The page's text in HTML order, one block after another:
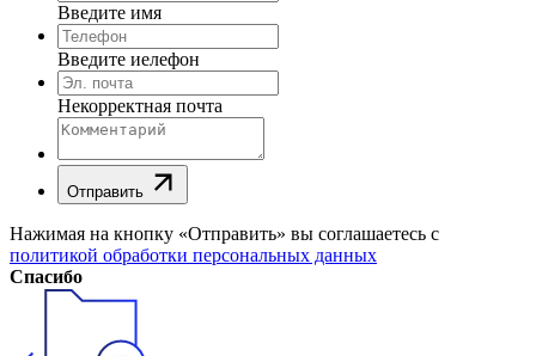
Введите имя
Введите иелефон
Некорректная почта
Отправить
Нажимая на кнопку «Отправить» вы соглашаетесь с
политикой обработки персональных данных
Спасибо